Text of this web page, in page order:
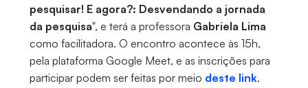
pesquisar! E agora?: Desvendando a jornada
da pesquisa", e terá a professora Gabriela Lima
como facilitadora. O encontro acontece às 15h,
pela plataforma Google Meet, e as inscrições para
participar podem ser feitas por meio deste link.